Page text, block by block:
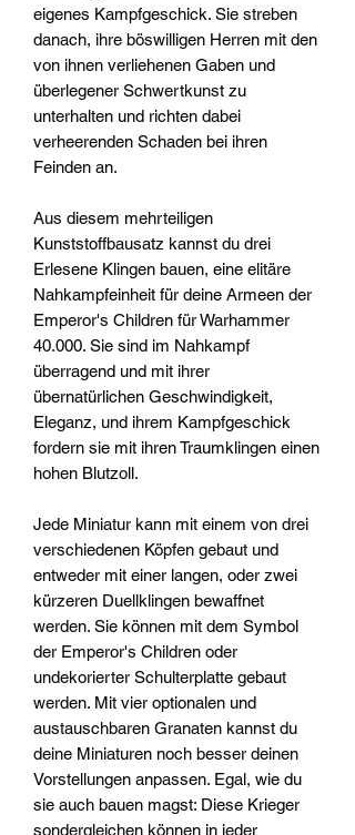
eigenes Kampfgeschick. Sie streben
danach, ihre böswilligen Herren mit den
von ihnen verliehenen Gaben und
überlegener Schwertkunst zu
unterhalten und richten dabei
verheerenden Schaden bei ihren
Feinden an.
Aus diesem mehrteiligen
Kunststoffbausatz kannst du drei
Erlesene Klingen bauen, eine elitäre
Nahkampfeinheit für deine Armeen der
Emperor's Children für Warhammer
40.000. Sie sind im Nahkampf
überragend und mit ihrer
übernatürlichen Geschwindigkeit,
Eleganz, und ihrem Kampfgeschick
fordern sie mit ihren Traumklingen einen
hohen Blutzoll.
Jede Miniatur kann mit einem von drei
verschiedenen Köpfen gebaut und
entweder mit einer langen, oder zwei
kürzeren Duellklingen bewaffnet
werden. Sie können mit dem Symbol
der Emperor's Children oder
undekorierter Schulterplatte gebaut
werden. Mit vier optionalen und
austauschbaren Granaten kannst du
deine Miniaturen noch besser deinen
Vorstellungen anpassen. Egal, wie du
sie auch bauen magst: Diese Krieger
sondergleichen können in jeder